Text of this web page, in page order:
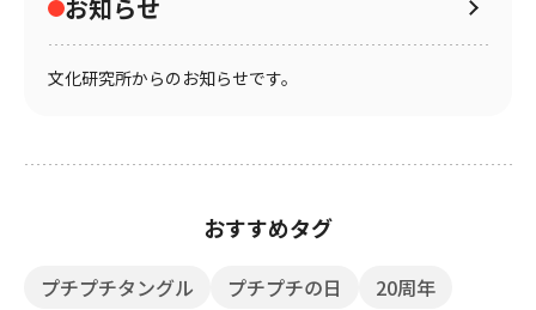
お知らせ
文化研究所からのお知らせです。
おすすめタグ
プチプチタングル プチプチの日 20周年